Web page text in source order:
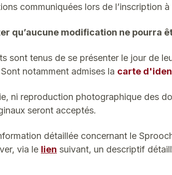
communiquées lors de l’inscription
qu’aucune modification ne pourra
sont tenus de se présenter le jour de
notamment admises la carte
ni reproduction photographique des
seront acceptés.
détaillée concernant le
via le lien suivant, un descriptif